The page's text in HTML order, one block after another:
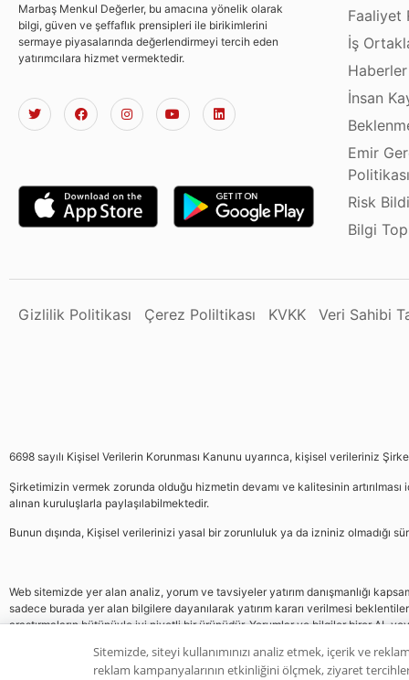
Marbaş Menkul Değerler, bu amacına yönelik olarak
bilgi, güven ve şeffaflık prensipleri ile birikimlerini
sermaye piyasalarında değerlendirmeyi tercih eden
yatırımcılara hizmet vermektedir.
Faaliyet
İş
İnsan
Emir
Politikası
Risk
Bilgi
Gizlilik Politikası Çerez Poliltikası KVKK Veri Sahibi
6698 sayılı Kişisel Verilerin Korunması Kanunu uyarınca, kişisel verileriniz
Şirketimizin vermek zorunda olduğu hizmetin devamı ve kalitesinin
alınan kuruluşlarla paylaşılabilmektedir.
Bunun dışında, Kişisel verilerinizi yasal bir zorunluluk ya da izniniz olmadığı
Web sitemizde yer alan analiz, yorum ve tavsiyeler yatırım danışmanlığı
sadece burada yer alan bilgilere dayanılarak yatırım kararı verilmesi
araştırmaların bütünüyle iyi niyetli bir ürünüdür. Yorumlar ve bilgiler birer AL
Sitemizde, siteyi kullanımınızı analiz etmek, içerik ve
reklam kampanyalarının etkinliğini ölçmek, ziyaret